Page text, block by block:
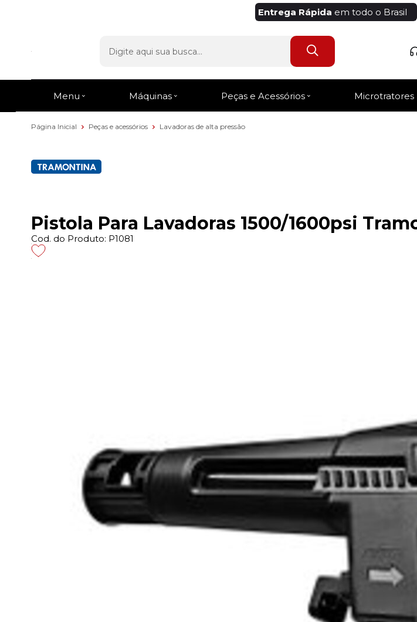
Entrega Rápida em todo o Brasil
Menu Máquinas Peças e Acessórios Microtratores
Página Inicial Peças e acessórios Lavadoras de alta pressão
Pistola Para Lavadoras 1500/1600psi
Cod. do Produto: P1081